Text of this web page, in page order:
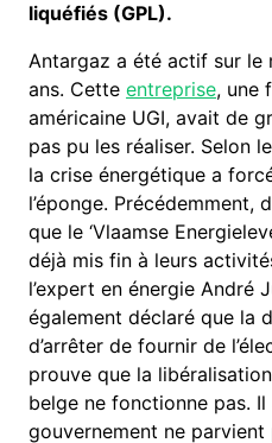
liquéfiés (GPL).
Antargaz a été actif sur le
ans. Cetteentreprise, une
américaine UGI, avait de
pas pu les réaliser. Selon
la crise énergétique a
l’éponge. Précédemment,
que le ‘Vlaamse
déjà mis fin à leurs
l’expert en énergie André
également déclaré que la
d’arrêter de fournir de
prouve que la
belge ne fonctionne pas.
gouvernement ne parvient